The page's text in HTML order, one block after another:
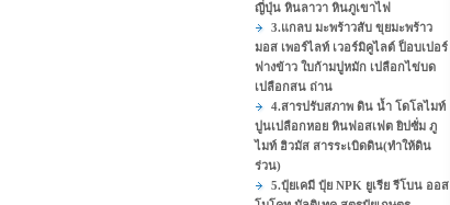
ญี่ปุ่น หินลาวา หินภูเขาไฟ
3.แกลบ มะพร้าวสับ ขุยมะพร้าว
มอส เพอร์ไลท์ เวอร์มิคูไลต์ ป็อบเปอร์
ฟางข้าว ใบก้ามปูหมัก เปลือกไข่บด
เปลือกสน ถ่าน
4.สารปรับสภาพ ดิน น้ำ โดโลไมท์
ปูนเปลือกหอย หินฟอสเฟต ยิปซั่ม ภู
ไมท์ ฮิวมัส สารระเบิดดิน(ทำให้ดิน
ร่วน)
5.ปุ๋ยเคมี ปุ๋ย NPK ยูเรีย รีโบน ออส